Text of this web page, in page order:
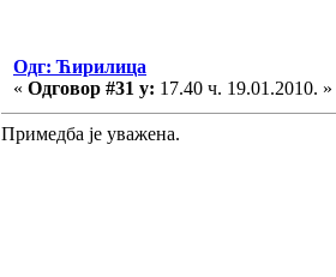
Одг: Ћирилица
« Одговор #31 у: 17.40 ч. 19.01.2010. »
Примедба је уважена.